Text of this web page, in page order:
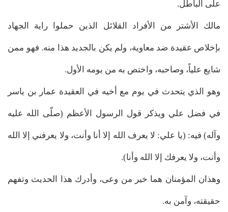
على الباطل.
مالك الأشتر من الأفراد القلائل الذين حملوا راية الجهاد
بإخلاص عقيدة ضد معاوية، ولم يكن بالجديد هذا منه. فهو ممن
شايع علياً، وصاحبه، واختص به من يومه الأول.
وهو الذي يتحدث في يوم مع أخيه في العقيدة عمار بن ياسر
في فضل علي ويذكر قول الرسول الأعظم (صلّى الله عليه
وآله) فيه: (يا علي: لا يعرف الله إلا أنا وأنت، ولا يعرفني إلا الله
وأنت، ولا يعرفك إلا الله وأنا).
وهذان المؤمنان هما خير من وعى، وأدرك هذا الحديث وتفهم
حقيقته، وآمن به.